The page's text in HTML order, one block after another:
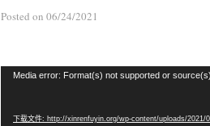
Posted on 06/24/2021
Media error: Format(s) not supported or
下载文件: http://xinrenfuyin.org/wp-content/uploads/2021/